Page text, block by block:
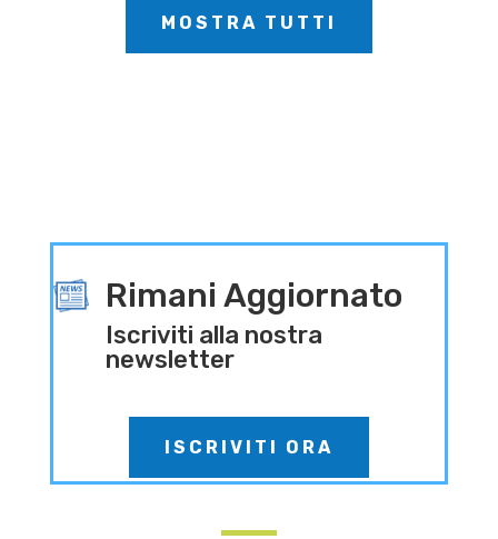
MOSTRA TUTTI
Rimani Aggiornato
Iscriviti alla nostra
newsletter
ISCRIVITI ORA